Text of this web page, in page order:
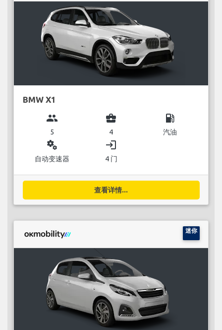
BMW X1
group
5
business_center
4
local_gas_station
汽油
miscellaneous_services
自动变速器
login
4 门
查看详情...
迷你